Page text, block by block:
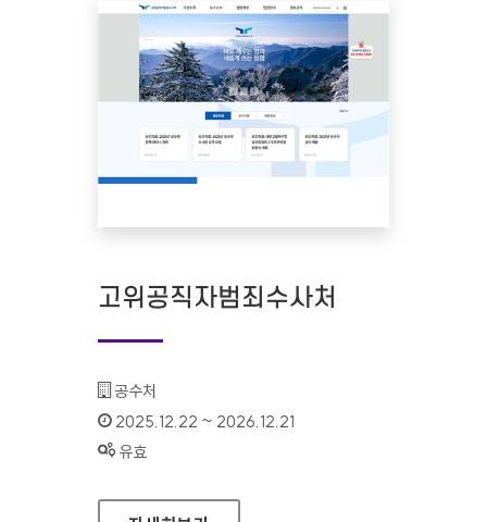
고위공직자범죄수사처
기관명 :
공수처
인증기간 :
2025.12.22 ~ 2026.12.21
상태 :
유효